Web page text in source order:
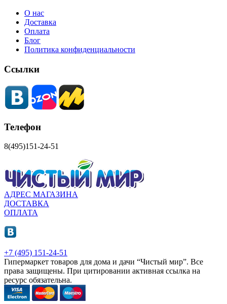
О нас
Доставка
Оплата
Блог
Политика конфиденциальности
Ссылки
Телефон
8(495)151-24-51
АДРЕС МАГАЗИНА
ДОСТАВКА
ОПЛАТА
+7 (495) 151-24-51
Гипермаркет товаров для дома и дачи “Чистый мир”. Все
права защищены. При цитировании активная ссылка на
ресурс обязательна.